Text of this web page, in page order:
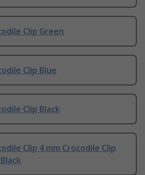
Clip Green
Clip Blue
Clip Black
Clip 4 mm Crocodile Clip